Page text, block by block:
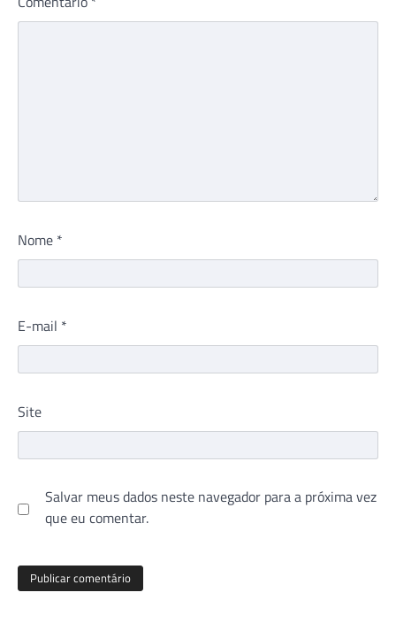
Nome *
E-mail *
Site
Salvar meus dados neste navegador para a próxima vez
que eu comentar.